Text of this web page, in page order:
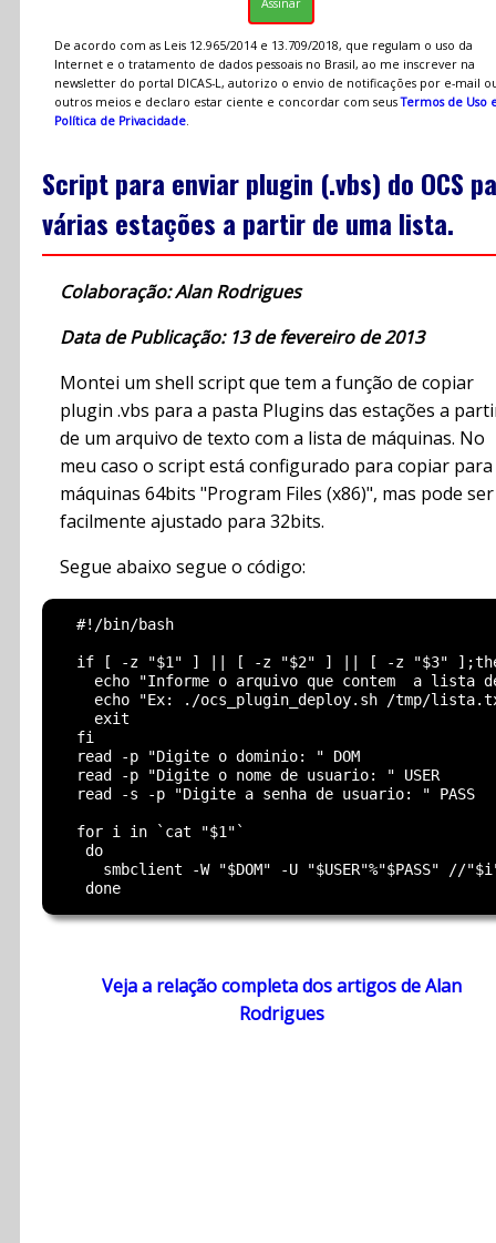
De acordo com as Leis 12.965/2014 e 13.709/2018, que regulam o uso da
Internet e o tratamento de dados pessoais no Brasil, ao me inscrever na
newsletter do portal DICAS-L, autorizo o envio de notificações por e-mail
outros meios e declaro estar ciente e concordar com seusTermos de Uso
Política de Privacidade.
Script para enviar plugin (.vbs) do OCS
várias estações a partir de uma lista.
Colaboração: Alan Rodrigues
Data de Publicação: 13 de fevereiro de 2013
Montei um shell script que tem a função de copiar
plugin .vbs para a pasta Plugins das estações a
de um arquivo de texto com a lista de máquinas. No
meu caso o script está configurado para copiar para
máquinas 64bits "Program Files (x86)", mas pode ser
facilmente ajustado para 32bits.
Segue abaixo segue o código:
  #!/bin/bash
if [ -z "$1" ] || [ -z "$2" ] || [ -z "$3"
echo "Informe o arquivo que contem  a lista
echo "Ex: ./ocs_plugin_deploy.sh /tmp/
    exit
  fi
  read -p "Digite o dominio: " DOM
  read -p "Digite o nome de usuario: " USER
  read -s -p "Digite a senha de usuario: " PASS
  for i in `cat "$1"`
   do
smbclient -W "$DOM" -U "$USER"%"$PASS" //
Veja a relação completa dos artigos de Alan
Rodrigues